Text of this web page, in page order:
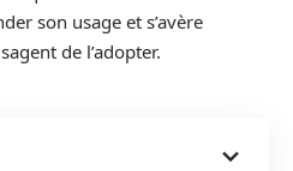
son usage et s’avère
de l’adopter.